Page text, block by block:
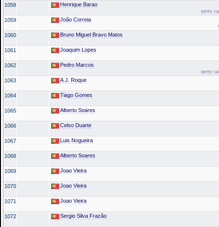
1058 Henrique Barao
serro
1059 João Correia
1060 Bruno Miguel Bravo Matos
1061 Joaquim Lopes
1062 Pedro Marcos
serro
1063 A.J. Roque
1064 Tiago Gomes
1065 Alberto Soares
1066 Celso Duarte
1067 Luis Nogueira
1068 Alberto Soares
1069 Joao Vieira
1070 Joao Vieira
1071 Joao Vieira
1072 Sergio Silva Frazão